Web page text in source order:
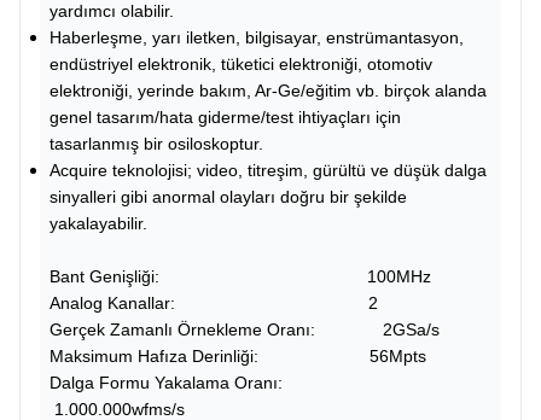
yardımcı olabilir.
Haberleşme, yarı iletken, bilgisayar, enstrümantasyon,
endüstriyel elektronik, tüketici elektroniği, otomotiv
elektroniği, yerinde bakım, Ar-Ge/eğitim vb. birçok alanda
genel tasarım/hata giderme/test ihtiyaçları için
tasarlanmış bir osiloskoptur.
Acquire teknolojisi; video, titreşim, gürültü ve düşük dalga
sinyalleri gibi anormal olayları doğru bir şekilde
yakalayabilir.
Bant Genişliği: 100MHz
Analog Kanallar: 2
Gerçek Zamanlı Örnekleme Oranı: 2GSa/s
Maksimum Hafıza Derinliği: 56Mpts
Dalga Formu Yakalama Oranı:
1.000.000wfms/s